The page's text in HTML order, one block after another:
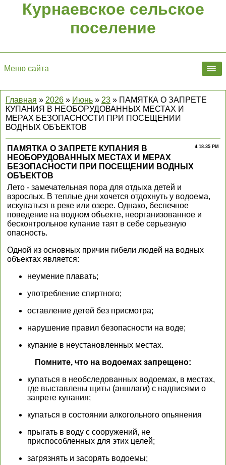
Курнаевское сельское
поселение
Меню сайта
Главная » 2026 » Июнь » 23 » ПАМЯТКА О ЗАПРЕТЕ
КУПАНИЯ В НЕОБОРУДОВАННЫХ МЕСТАХ И
МЕРАХ БЕЗОПАСНОСТИ ПРИ ПОСЕЩЕНИИ
ВОДНЫХ ОБЪЕКТОВ
4.18.35 PM
ПАМЯТКА О ЗАПРЕТЕ КУПАНИЯ В
НЕОБОРУДОВАННЫХ МЕСТАХ И МЕРАХ
БЕЗОПАСНОСТИ ПРИ ПОСЕЩЕНИИ ВОДНЫХ
ОБЪЕКТОВ
Лето - замечательная пора для отдыха детей и
взрослых. В теплые дни хочется отдохнуть у водоема,
искупаться в реке или озере. Однако, беспечное
поведение на водном объекте, неорганизованное и
бесконтрольное купание таят в себе серьезную
опасность.
Одной из основных причин гибели людей на водных
объектах является:
неумение плавать;
употребление спиртного;
оставление детей без присмотра;
нарушение правил безопасности на воде;
купание в неустановленных местах.
Помните, что на водоемах запрещено:
купаться в необследованных водоемах, в местах,
где выставлены щиты (аншлаги) с надписями о
запрете купания;
купаться в состоянии алкогольного опьянения
прыгать в воду с сооружений, не
приспособленных для этих целей;
загрязнять и засорять водоемы;